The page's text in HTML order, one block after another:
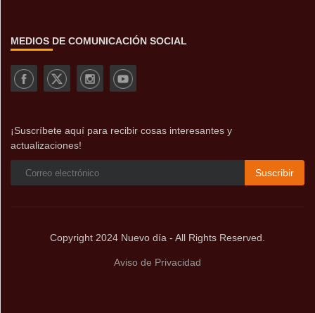
MEDIOS DE COMUNICACIÓN SOCIAL
¡Suscríbete aquí para recibir cosas interesantes y
actualizaciones!
Suscribir
Copyright 2024 Nuevo día - All Rights Reserved.
Aviso de Privacidad